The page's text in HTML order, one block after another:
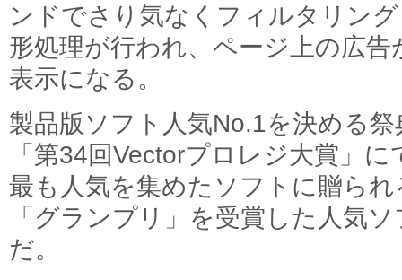
ンドでさり気なくフィルタリン
形処理が行われ、ページ上の広告
表示になる。
製品版ソフト人気No.1を決める祭
「第34回Vectorプロレジ大賞」に
最も人気を集めたソフトに贈られ
「グランプリ」を受賞した人気
だ。